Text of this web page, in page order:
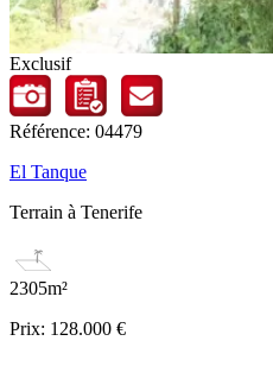
Exclusif
Référence: 04479
El Tanque
Terrain à Tenerife
2305m²
Prix: 128.000 €